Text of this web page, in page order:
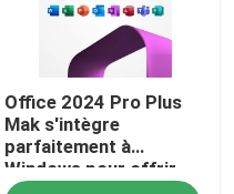
Office 2024 Pro Plus
Mak s'intègre
parfaitement à
Windows pour offrir